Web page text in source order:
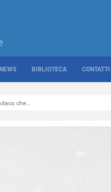
NEWS BIBLIOTECA CONTATTI
che...